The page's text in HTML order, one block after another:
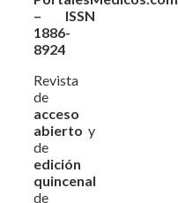
– ISSN
1886-
8924
Revista
de
acceso
abierto y
de
edición
quincenal
de